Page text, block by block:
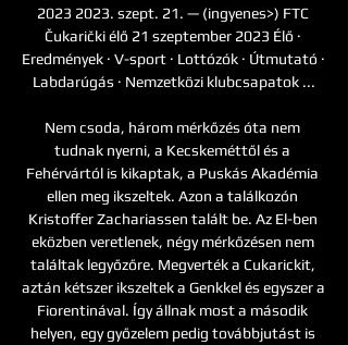
2023 2023. szept. 21. — (ingyenes>) FTC
Čukarički élő 21 szeptember 2023 Élő ·
Eredmények · V-sport · Lottózók · Útmutató ·
Labdarúgás · Nemzetközi klubcsapatok ...
Nem csoda, három mérkőzés óta nem
tudnak nyerni, a Kecskeméttől és a
Fehérvártól is kikaptak, a Puskás Akadémia
ellen meg ikszeltek. Azon a találkozón
Kristoffer Zachariassen talált be. Az El-ben
eközben veretlenek, négy mérkőzésen nem
találtak legyőzőre. Megverték a Cukarickit,
aztán kétszer ikszeltek a Genkkel és egyszer a
Fiorentinával. Így állnak most a második
helyen, egy győzelem pedig továbbjutást is